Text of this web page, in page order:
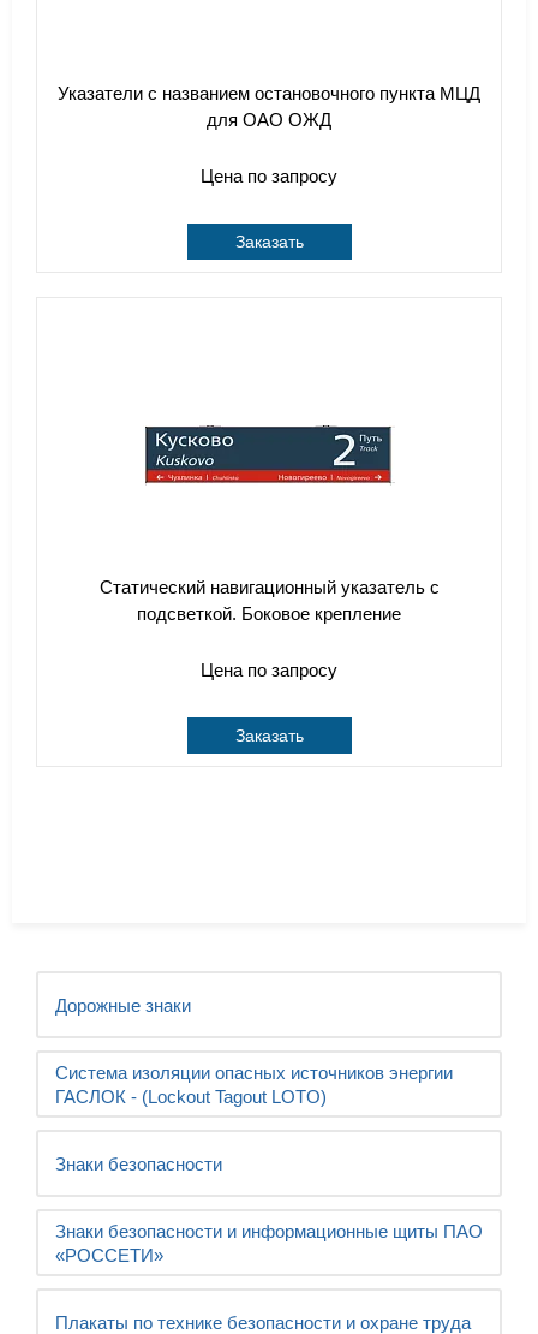
Дорожные знаки
Система изоляции опасных источников энергии
ГАСЛОК - (Lockout Tagout LOTO)
Знаки безопасности
Знаки безопасности и информационные щиты ПАО
«РОССЕТИ»
Плакаты по технике безопасности и охране труда
Указатели с названием остановочного пункта МЦД
для ОАО ОЖД
Цена по запросу
Заказать
Статический навигационный указатель с
подсветкой. Боковое крепление
Цена по запросу
Заказать